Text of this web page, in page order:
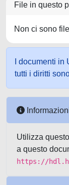
File in questo
Non ci sono
I documenti
tutti i diritti
Utilizza
a questo
https://